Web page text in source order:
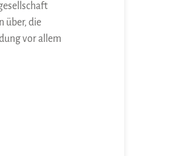
über, die
vor allem